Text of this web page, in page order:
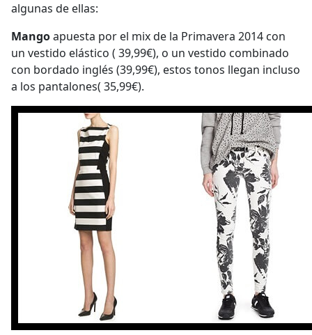
algunas de ellas:
Mangoapuesta por el mix de la Primavera 2014 con
un vestido elástico ( 39,99€), o un vestido combinado
con bordado inglés (39,99€), estos tonos llegan incluso
a los pantalones( 35,99€).